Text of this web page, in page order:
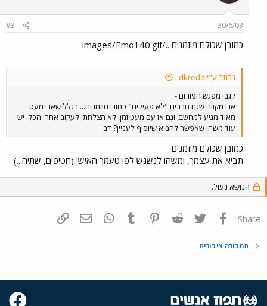
30/6/03
#3
כמובן שכולם מוזמנים ../images/Emo140.gif
נכתב ע"י dkredo:
לגבי מפגש הפורום -
אני מקווה שגם חברים "לא פעילים" כמוני מוזמנים... בגלל שאני מעט
מאוד מגיע למחשב, וגם אז עם מעט זמן, לא הצלחתי לעקוב אחרי הכל. יש
עוד משהו שאפשר להביא שיוסיף לעניין? דב
כמובן שכולם מוזמנים
תביא את עצמך, ומשהו לנשנש לפי טעמך האישי (חטיפים, שתיה...)
הנושא נעול.
Share: פייסבוק Twitter
Reddit
Pinterest
Tumblr
WhatsAppדואר אלקטרוני
תחבורה ציבורית